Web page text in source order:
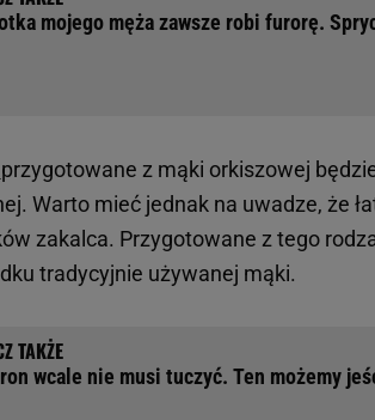
mojego męża zawsze robi furorę.
przygotowane z mąki orkiszowej
Warto mieć jednak na uwadze, że
zakalca. Przygotowane z tego
tradycyjnie używanej mąki.
wcale nie musi tuczyć. Ten możemy